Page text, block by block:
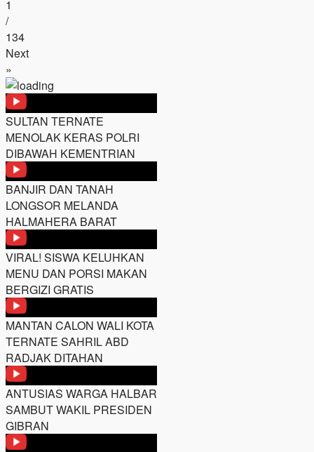
1
/
134
Next
»
SULTAN TERNATE
MENOLAK KERAS POLRI
DIBAWAH KEMENTRIAN
BANJIR DAN TANAH
LONGSOR MELANDA
HALMAHERA BARAT
VIRAL! SISWA KELUHKAN
MENU DAN PORSI MAKAN
BERGIZI GRATIS
MANTAN CALON WALI KOTA
TERNATE SAHRIL ABD
RADJAK DITAHAN
ANTUSIAS WARGA HALBAR
SAMBUT WAKIL PRESIDEN
GIBRAN